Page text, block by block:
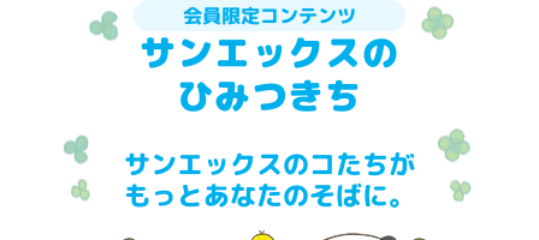
会員限定コンテンツ
サンエックスの
ひみつきち
サンエックスのコたちが
もっとあなたのそばに。